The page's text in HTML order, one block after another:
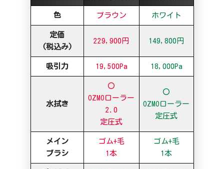
色 ブラウン ホワイト
定価
(税込み)
229,900円 149,800円
吸引力 19,500Pa 18,000Pa
水拭き
〇
OZMOローラー
2.0
定圧式
〇
OZMOローラー
定圧式
メイン
ブラシ
ゴム+毛
1本
ゴム+毛
1本